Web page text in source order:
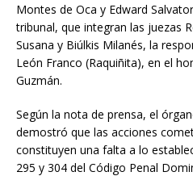
Montes de Oса y Edward
tribunal, que integran las juezas
Susana y Biúlkis Milanés, la
León Franco (Raquiñita), en el
Guzmán.
Según la nota de prensa, el
demostró que las acciones
constituyen una falta a lo
295 y 304 del Código Penal